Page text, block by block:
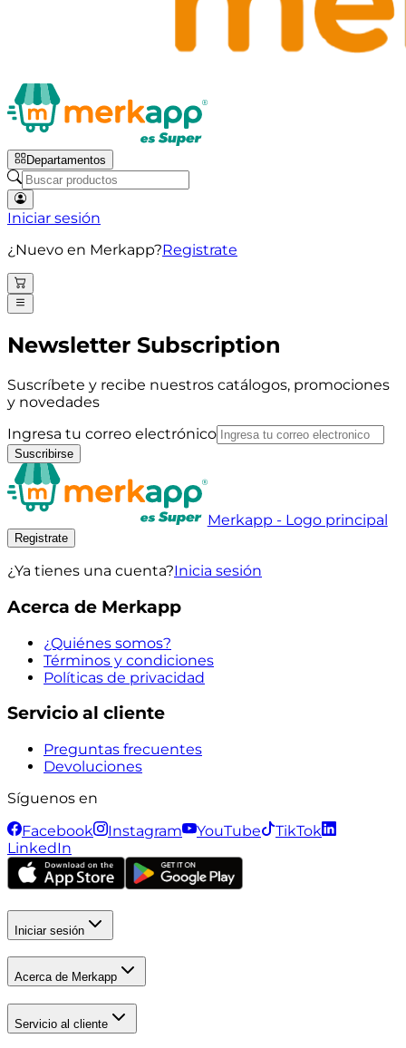
Departamentos
Iniciar sesión
¿Nuevo en Merkapp?Registrate
Newsletter Subscription
Suscríbete y recibe nuestros catálogos, promociones
y novedades
Ingresa tu correo electrónico
Suscribirse
Merkapp - Logo principal
Registrate
¿Ya tienes una cuenta?Inicia sesión
Acerca de Merkapp
¿Quiénes somos?
Términos y condiciones
Políticas de privacidad
Servicio al cliente
Preguntas frecuentes
Devoluciones
Síguenos en
Facebook
Instagram YouTube
TikTok
LinkedIn
Iniciar sesión
Acerca de Merkapp
Servicio al cliente